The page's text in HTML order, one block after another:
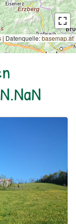
| Datenquelle:basemap.at